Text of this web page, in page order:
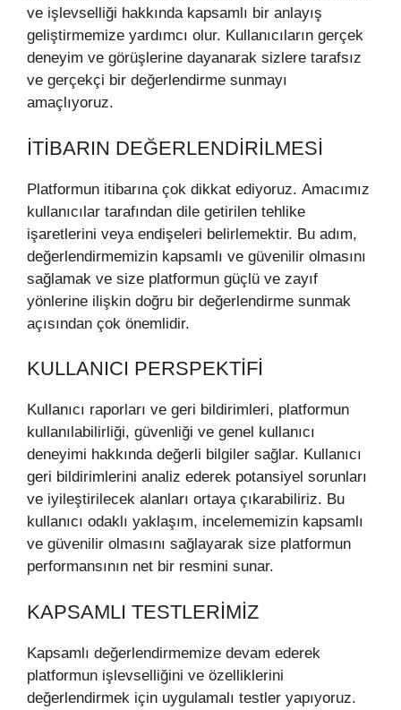
ve işlevselliği hakkında kapsamlı bir anlayış
geliştirmemize yardımcı olur. Kullanıcıların gerçek
deneyim ve görüşlerine dayanarak sizlere tarafsız
ve gerçekçi bir değerlendirme sunmayı
amaçlıyoruz.
İTIBARIN DEĞERLENDIRILMESI
Platformun itibarına çok dikkat ediyoruz. Amacımız
kullanıcılar tarafından dile getirilen tehlike
işaretlerini veya endişeleri belirlemektir. Bu adım,
değerlendirmemizin kapsamlı ve güvenilir olmasını
sağlamak ve size platformun güçlü ve zayıf
yönlerine ilişkin doğru bir değerlendirme sunmak
açısından çok önemlidir.
KULLANICI PERSPEKTIFI
Kullanıcı raporları ve geri bildirimleri, platformun
kullanılabilirliği, güvenliği ve genel kullanıcı
deneyimi hakkında değerli bilgiler sağlar. Kullanıcı
geri bildirimlerini analiz ederek potansiyel sorunları
ve iyileştirilecek alanları ortaya çıkarabiliriz. Bu
kullanıcı odaklı yaklaşım, incelememizin kapsamlı
ve güvenilir olmasını sağlayarak size platformun
performansının net bir resmini sunar.
KAPSAMLI TESTLERIMIZ
Kapsamlı değerlendirmemize devam ederek
platformun işlevselliğini ve özelliklerini
değerlendirmek için uygulamalı testler yapıyoruz.